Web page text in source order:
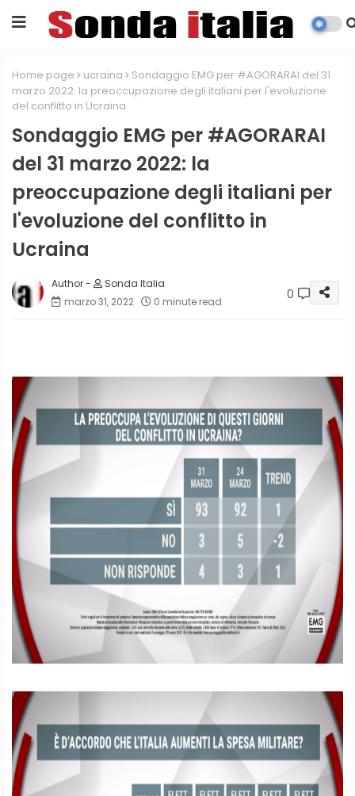
Home page ucraina
Sondaggio EMG per #AGORARAI del 31
marzo 2022: la preoccupazione degli italiani per l'evoluzione
del conflitto in Ucraina
Sondaggio EMG per #AGORARAI
del 31 marzo 2022: la
preoccupazione degli italiani per
l'evoluzione del conflitto in
Ucraina
Sonda Italia
marzo 31, 2022
0 minute read 0